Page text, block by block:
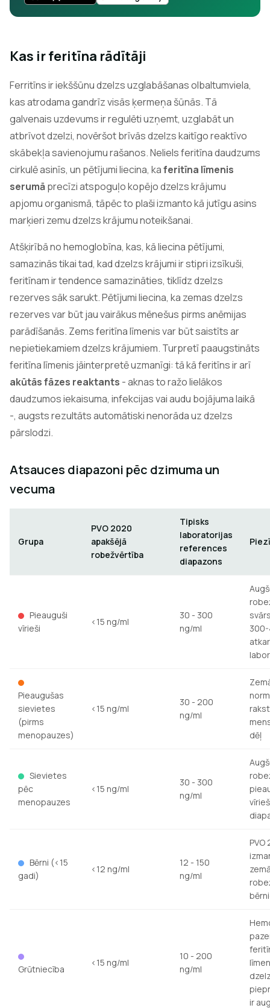
Kas ir feritīna rādītāji
Ferritīns ir iekššūnu dzelzs uzglabāšanas olbaltumviela,
kas atrodama gandrīz visās ķermeņa šūnās. Tā
galvenais uzdevums ir regulēti uzņemt, uzglabāt un
atbrīvot dzelzi, novēršot brīvās dzelzs kaitīgo reaktīvo
skābekļa savienojumu rašanos. Neliels feritīna daudzums
cirkulē asinīs, un pētījumi liecina, kaferitīna līmenis
serumāprecīzi atspoguļo kopējo dzelzs krājumu
apjomu organismā, tāpēc to plaši izmanto kā jutīgu asins
marķieri zemu dzelzs krājumu noteikšanai.
Atšķirībā no hemoglobīna, kas, kā liecina pētījumi,
samazinās tikai tad, kad dzelzs krājumi ir stipri izsīkuši,
feritīnam ir tendence samazināties, tiklīdz dzelzs
rezerves sāk sarukt. Pētījumi liecina, ka zemas dzelzs
rezerves var būt jau vairākus mēnešus pirms anēmijas
parādīšanās. Zems feritīna līmenis var būt saistīts ar
nepietiekamiem dzelzs krājumiem. Turpretī paaugstināts
feritīna līmenis jāinterpretē uzmanīgi: tā kā feritīns ir arī
akūtās fāzes reaktants - aknas to ražo lielākos
daudzumos iekaisuma, infekcijas vai audu bojājuma laikā
-, augsts rezultāts automātiski nenorāda uz dzelzs
pārslodzi.
Atsauces diapazoni pēc dzimuma un
vecuma
Grupa
PVO 2020
apakšējā
robežvērtība
Tipisks
laboratorijas
references
diapazons
Pieauguši
vīrieši
<15 ng/ml
30 - 300
ng/ml
Pieaugušas
sievietes
(pirms
menopauzes)
<15 ng/ml
30 - 200
ng/ml
dēļ
Sievietes
pēc
menopauzes
<15 ng/ml
30 - 300
ng/ml
Bērni (<15
gadi)
<12 ng/ml
12 - 150
ng/ml
PVO
Grūtniecība
<15 ng/ml
10 - 200
ng/ml
ir